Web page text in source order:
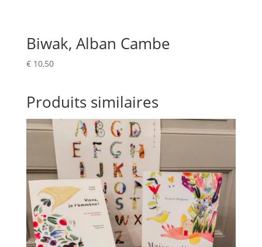
Biwak, Alban Cambe
€10,50
Produits similaires